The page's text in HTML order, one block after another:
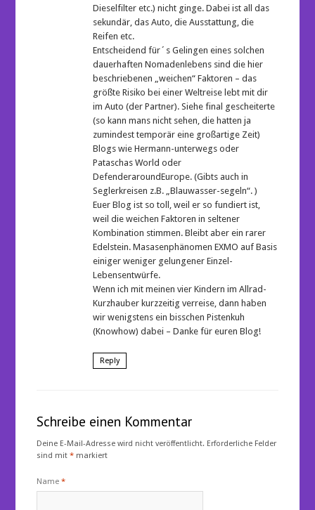
Dieselfilter etc.) nicht ginge. Dabei ist all das
sekundär, das Auto, die Ausstattung, die
Reifen etc.
Entscheidend für´s Gelingen eines solchen
dauerhaften Nomadenlebens sind die hier
beschriebenen „weichen“ Faktoren – das
größte Risiko bei einer Weltreise lebt mit dir
im Auto (der Partner). Siehe final gescheiterte
(so kann mans nicht sehen, die hatten ja
zumindest temporär eine großartige Zeit)
Blogs wie Hermann-unterwegs oder
Pataschas World oder
DefenderaroundEurope. (Gibts auch in
Seglerkreisen z.B. „Blauwasser-segeln“. )
Euer Blog ist so toll, weil er so fundiert ist,
weil die weichen Faktoren in seltener
Kombination stimmen. Bleibt aber ein rarer
Edelstein. Masasenphänomen EXMO auf Basis
einiger weniger gelungener Einzel-
Lebensentwürfe.
Wenn ich mit meinen vier Kindern im Allrad-
Kurzhauber kurzzeitig verreise, dann haben
wir wenigstens ein bisschen Pistenkuh
(Knowhow) dabei – Danke für euren Blog!
Reply
Schreibe einen Kommentar
Deine E-Mail-Adresse wird nicht veröffentlicht. Erforderliche Felder
sind mit* markiert
Name*